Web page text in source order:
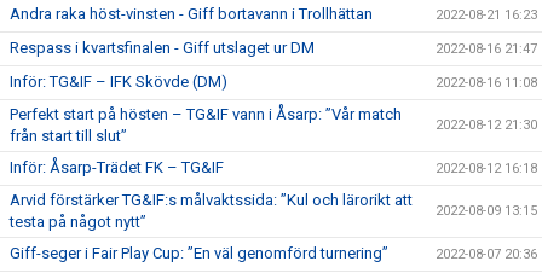
Andra raka höst-vinsten - Giff bortavann i Trollhättan 2022-08-21 16:23
Respass i kvartsfinalen - Giff utslaget ur DM 2022-08-16 21:47
Inför: TG&IF – IFK Skövde (DM) 2022-08-16 11:08
Perfekt start på hösten – TG&IF vann i Åsarp: ”Vår match
från start till slut”
2022-08-12 21:30
Inför: Åsarp-Trädet FK – TG&IF 2022-08-12 16:18
Arvid förstärker TG&IF:s målvaktssida: ”Kul och lärorikt att
testa på något nytt”
2022-08-09 13:15
Giff-seger i Fair Play Cup: ”En väl genomförd turnering” 2022-08-07 20:36